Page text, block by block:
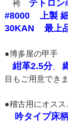
袴 テトロン
#8000
上製
30KAN
最上
●博多屋の甲手
紺革2.5分、
目もご用意でき
●稽古用にオスス
吟タイプ床